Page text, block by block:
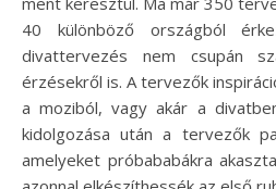
40 különböző országból
divattervezés nem csupán
érzésekről is. A tervezők
a moziból, vagy akár a
kidolgozása után a tervezők
amelyeket próbababákra